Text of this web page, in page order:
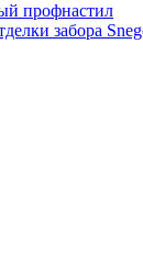
профнастил
забора